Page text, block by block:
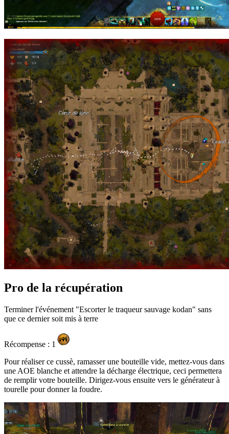
Pro de la récupération
Terminer l'événement "Escorter le traqueur sauvage kodan" sans
que ce dernier soit mis à terre
Récompense : 1
Pour réaliser ce cussè, ramasser une bouteille vide, mettez-vous dans
une AOE blanche et attendre la décharge électrique, ceci permettera
de remplir votre bouteille. Dirigez-vous ensuite vers le générateur à
tourelle pour donner la foudre.